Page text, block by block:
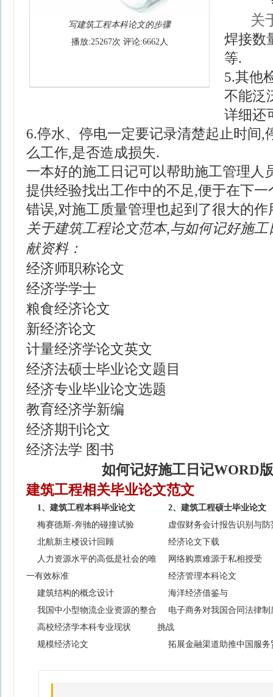
写建筑工程本科论文的步骤
播放:25267次 评论:6662人
关
焊接数
等.
5.其他
不能泛
详细还
6.停水、停电一定要记录清楚起止时间,
么工作,是否造成损失.
一本好的施工日记可以帮助施工管理人
提供经验找出工作中的不足,便于在下
错误,对施工质量管理也起到了很大的作
关于建筑工程论文范本,与如何记好施
献资料：
经济师职称论文
经济学学士
粮食经济论文
新经济论文
计量经济学论文英文
经济法硕士毕业论文题目
经济专业毕业论文选题
教育经济学新编
经济期刊论文
经济法学 图书
如何记好施工日记WORD
建筑工程相关毕业论文范文
1、建筑工程本科毕业论文
梅赛德斯-奔驰的碰撞试验
北航新主楼设计回顾
人力资源水平的高低是社会的唯
一有效标准
建筑结构的概念设计
我国中小型物流企业资源的整合
高校经济学本科专业现状
规模经济论文
2、建筑工程硕士毕业论文
虚假财务会计报告识别与防
经济论文下载
网络购票难源于私相授受
经济管理本科论文
海洋经济借鉴与
电子商务对我国合同法律制
挑战
拓展金融渠道助推中国服务